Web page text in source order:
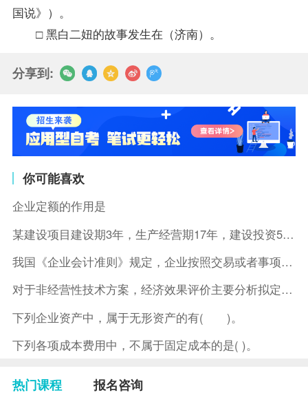
国说》）。
□ 黑白二妞的故事发生在（济南）。
分享到:
你可能喜欢
企业定额的作用是
某建设项目建设期3年，生产经营期17年，建设投资5500万元
我国《企业会计准则》规定，企业按照交易或者事项的经济特征确定
对于非经营性技术方案，经济效果评价主要分析拟定方案的( )。
下列企业资产中，属于无形资产的有( )。
下列各项成本费用中，不属于固定成本的是( )。
热门课程 报名咨询